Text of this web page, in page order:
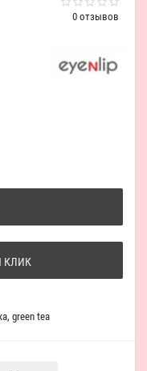
0 отзывов
КЛИК
, green tea